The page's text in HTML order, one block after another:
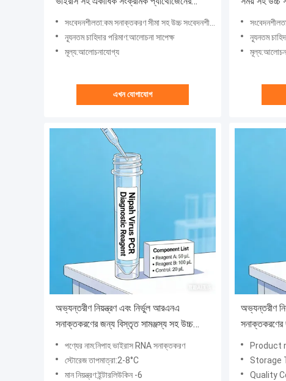
পরিমাণগত সনাক্তকরণের জন্য রিয়েল টাইম
পিসিআর রিএজেন্ট
সংবেদনশীলতা:কম সনাক্তকরণ সীমা সহ উচ্চ সংবেদনশীলতা
ন্যূনতম চাহিদার পরিমাণ:আলোচনা সাপেক্ষ
মূল্য:আলোচনাযোগ্য
এখন যোগাযোগ
শ্বাসযন্ত্রের
ন্যূনতম
অভ্যন্তরীণ নিয়ন্ত্রণ এবং নির্ভুল আরএনএ
সনাক্তকরণের জন্য বিস্তৃত সামঞ্জস্য সহ উচ্চ
সংবেদনশীল নিপাহ ভাইরাস রিয়েল-টাইম আরটি-
পিসিআর কিট
পণ্যের নাম:নিপাহ ভাইরাস RNA সনাক্তকরণ
স্টোরেজ তাপমাত্রা:2-8°C
মান নিয়ন্ত্রণ:ইন্টারলিউকিন -6
অভ্যন্তরীণ
সনাক্তকরণের
আরটি-পিসিআর
Product
Storage
Quality